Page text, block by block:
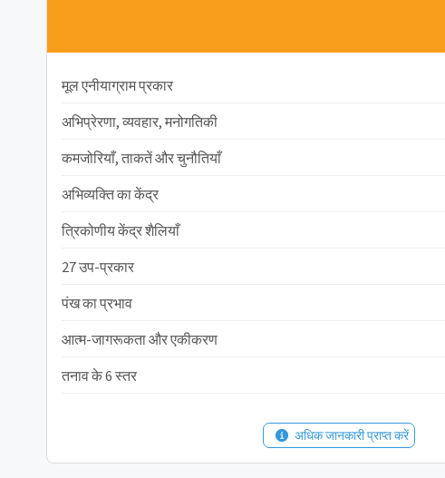
मूल एनीयाग्राम प्रकार
अभिप्रेरणा, व्यवहार, मनोगतिकी
कमजोरियाँ, ताकतें और चुनौतियाँ
अभिव्यक्ति का केंद्र
त्रिकोणीय केंद्र शैलियाँ
27 उप-प्रकार
पंख का प्रभाव
आत्म-जागरूकता और एकीकरण
तनाव के 6 स्तर
अधिक जानकारी प्राप्त करें